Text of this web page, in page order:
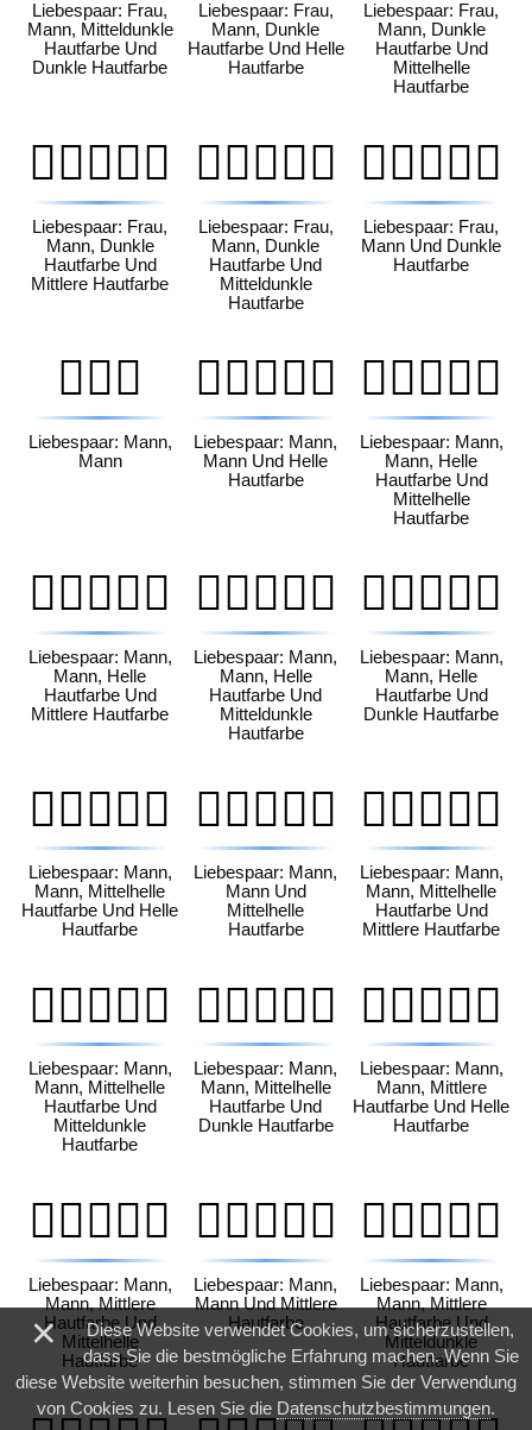
Liebespaar: Frau,
Mann, Mitteldunkle
Hautfarbe Und
Dunkle Hautfarbe
Liebespaar: Frau,
Mann, Dunkle
Hautfarbe Und Helle
Hautfarbe
Liebespaar: Frau,
Mann, Dunkle
Hautfarbe Und
Mittelhelle
Hautfarbe
👩🏿‍❤️‍👨🏽
Liebespaar: Frau,
Mann, Dunkle
Hautfarbe Und
Mittlere Hautfarbe
👩🏿‍❤️‍👨🏾
Liebespaar: Frau,
Mann, Dunkle
Hautfarbe Und
Mitteldunkle
Hautfarbe
👩🏿‍❤️‍👨🏿
Liebespaar: Frau,
Mann Und Dunkle
Hautfarbe
👨‍❤️‍👨
Liebespaar: Mann,
Mann
👨🏻‍❤️‍👨🏻
Liebespaar: Mann,
Mann Und Helle
Hautfarbe
👨🏻‍❤️‍👨🏼
Liebespaar: Mann,
Mann, Helle
Hautfarbe Und
Mittelhelle
Hautfarbe
👨🏻‍❤️‍👨🏽
Liebespaar: Mann,
Mann, Helle
Hautfarbe Und
Mittlere Hautfarbe
👨🏻‍❤️‍👨🏾
Liebespaar: Mann,
Mann, Helle
Hautfarbe Und
Mitteldunkle
Hautfarbe
👨🏻‍❤️‍👨🏿
Liebespaar: Mann,
Mann, Helle
Hautfarbe Und
Dunkle Hautfarbe
👨🏼‍❤️‍👨🏻
Liebespaar: Mann,
Mann, Mittelhelle
Hautfarbe Und Helle
Hautfarbe
👨🏼‍❤️‍👨🏼
Liebespaar: Mann,
Mann Und
Mittelhelle
Hautfarbe
👨🏼‍❤️‍👨🏽
Liebespaar: Mann,
Mann, Mittelhelle
Hautfarbe Und
Mittlere Hautfarbe
👨🏼‍❤️‍👨🏾
Liebespaar: Mann,
Mann, Mittelhelle
Hautfarbe Und
Mitteldunkle
Hautfarbe
👨🏼‍❤️‍👨🏿
Liebespaar: Mann,
Mann, Mittelhelle
Hautfarbe Und
Dunkle Hautfarbe
👨🏽‍❤️‍👨🏻
Liebespaar: Mann,
Mann, Mittlere
Hautfarbe Und Helle
Hautfarbe
👨🏽‍❤️‍👨🏼
Liebespaar: Mann,
Mann, Mittlere
Hautfarbe Und
Mittelhelle
Hautfarbe
👨🏽‍❤️‍👨🏽
Liebespaar: Mann,
Mann Und Mittlere
Hautfarbe
👨🏽‍❤️‍👨🏾
Liebespaar: Mann,
Mann, Mittlere
Hautfarbe Und
Mitteldunkle
Hautfarbe
×
Diese Website verwendet Cookies, um sicherzustellen,
dass Sie die bestmögliche Erfahrung machen. Wenn Sie
diese Website weiterhin besuchen, stimmen Sie der Verwendung
von Cookies zu. Lesen Sie die Datenschutzbestimmungen.